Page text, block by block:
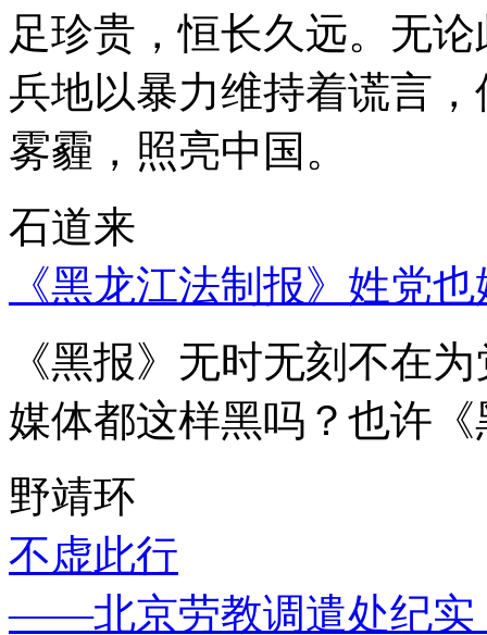
足珍贵，恒长久远。无
兵地以暴力维持着谎言
雾霾，照亮中国。
石道来
《黑龙江法制报》姓党
《黑报》无时无刻不在
媒体都这样黑吗？也许
野靖环
不虚此行
——北京劳教调遣处纪实